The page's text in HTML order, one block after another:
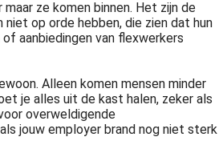
ze komen binnen. Het zijn de
op orde hebben, die zien dat hun
aanbiedingen van flexwerkers
Alleen komen mensen minder
je alles uit de kast halen, zeker als
overweldigende
jouw employer brand nog niet sterk